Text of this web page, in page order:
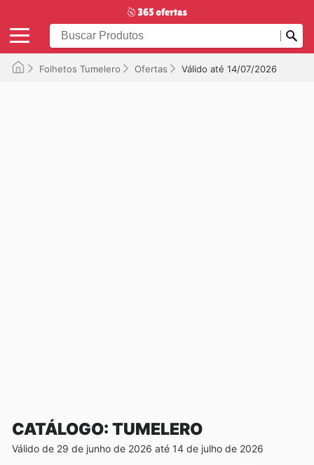
Folhetos Tumelero Ofertas Válido até 14/07/2026
CATÁLOGO: TUMELERO
Válido de 29 de junho de 2026 até 14 de julho de 2026